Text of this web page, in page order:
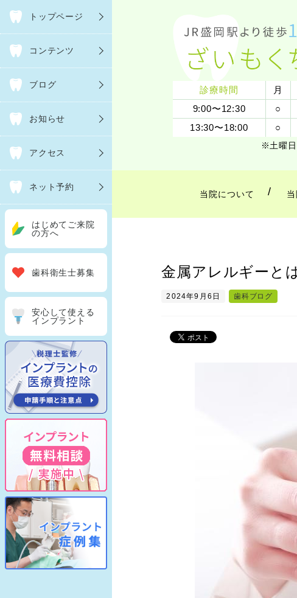
診療時間 月
9:00〜12:30
○
13:30〜18:00
○
※土曜
当院について
トップページ
コンテンツ
ブログ
お知らせ
アクセス
ネット予約
はじめてご来院
の方へ
歯科衛生士募集
安心して使える
インプラント
金属アレルギーと
2024年9月6日 歯科ブログ